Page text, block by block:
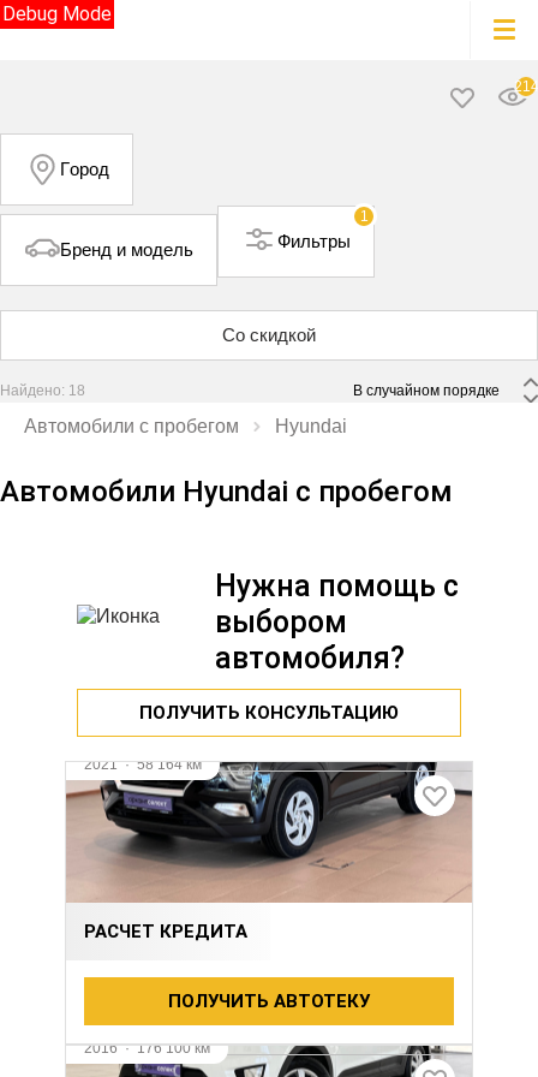
Debug Mode
214
Город
Бренд и модель
1
Фильтры
Со скидкой
Найдено: 18
Автомобили с пробегом Hyundai
Автомобили Hyundai с пробегом
Нужна помощь с
выбором
автомобиля?
ПОЛУЧИТЬ КОНСУЛЬТАЦИЮ
2021·58 164 км
HYUNDAI CRETA
1.6 л (123 л.с.), АКПП, бензин, передний
2 199 000 ₽
РАСЧЕТ КРЕДИТА
ПОЛУЧИТЬ АВТОТЕКУ
2016·176 100 км